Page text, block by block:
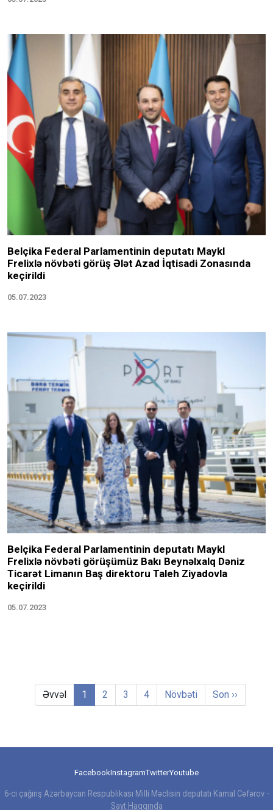
Belçika Federal Parlamentinin deputatı Maykl
Frelixlə növbəti görüş Ələt Azad İqtisadi Zonasında
keçirildi
05.07.2023
Belçika Federal Parlamentinin deputatı Maykl
Frelixlə növbəti görüşümüz Bakı Beynəlxalq Dəniz
Ticarət Limanın Baş direktoru Taleh Ziyadovla
keçirildi
05.07.2023
Əvvəl 1 2 3 4 Növbəti Son ››
FacebookInstagramTwitterYoutube
6-cı çağırış Azərbaycan Respublikası Milli Məclisin deputatı Kamal Cəfərov -
Sayt Haqqında